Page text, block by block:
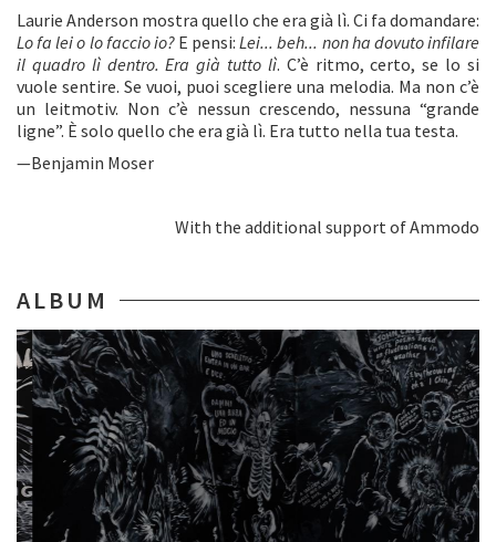
Laurie Anderson mostra quello che era già lì. Ci fa domandare:
Lo fa lei o lo faccio io?E pensi:Lei... beh... non ha dovuto infilare
il quadro lì dentro. Era già tutto lì. C’è ritmo, certo, se lo si
vuole sentire. Se vuoi, puoi scegliere una melodia. Ma non c’è
un leitmotiv. Non c’è nessun crescendo, nessuna “grande
ligne”. È solo quello che era già lì. Era tutto nella tua testa.
—Benjamin Moser
With the additional support of Ammodo
ALBUM